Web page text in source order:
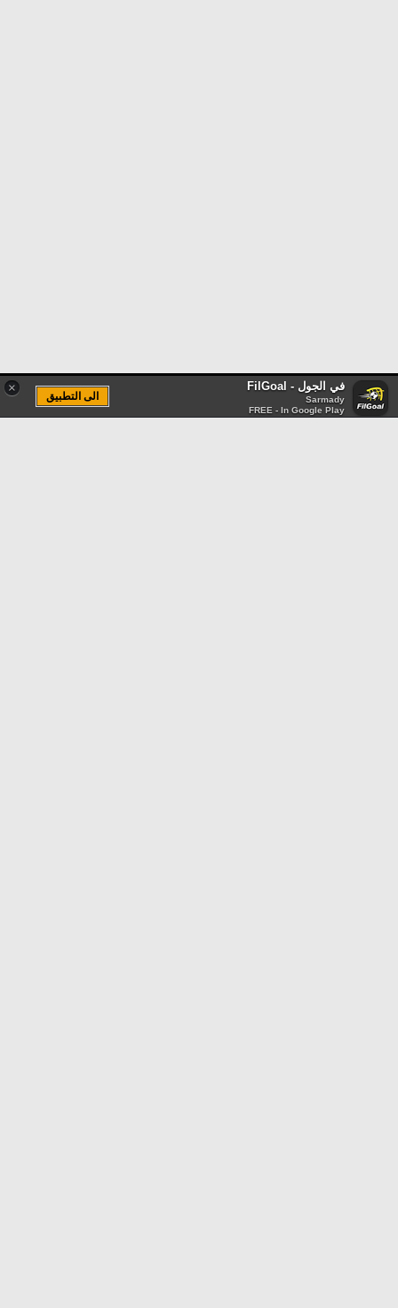
× في الجول - FilGoal
Sarmady
FREE - In Google Play
الى التطبيق